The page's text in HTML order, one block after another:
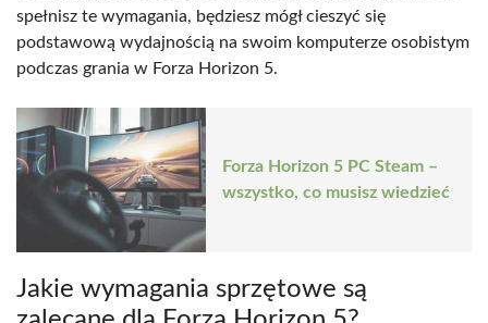
spełnisz te wymagania, będziesz mógł cieszyć się
podstawową wydajnością na swoim komputerze osobistym
podczas grania w Forza Horizon 5.
Forza Horizon 5 PC Steam –
wszystko, co musisz wiedzieć
Jakie wymagania sprzętowe są